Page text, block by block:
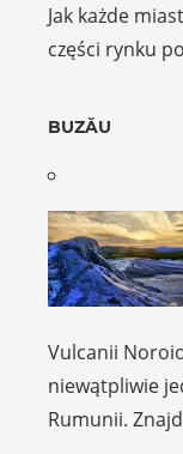
Jak każde
części rynku
BUZĂU
Vulcanii
niewątpliwie
Rumunii.